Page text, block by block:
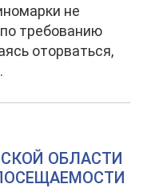
не
требованию
оторваться,
ОБЛАСТИ